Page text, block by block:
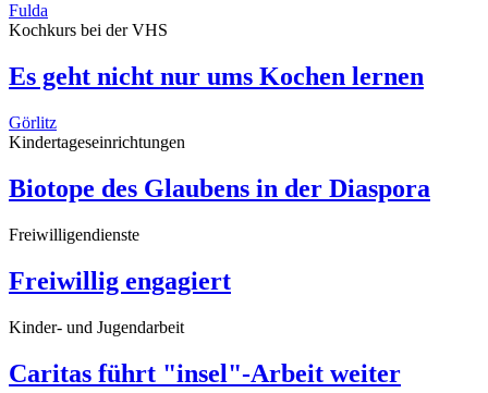
Fulda
Kochkurs bei der VHS
Es geht nicht nur ums Kochen lernen
Görlitz
Kindertageseinrichtungen
Biotope des Glaubens in der Diaspora
Freiwilligendienste
Freiwillig engagiert
Kinder- und Jugendarbeit
Caritas führt "insel"-Arbeit weiter